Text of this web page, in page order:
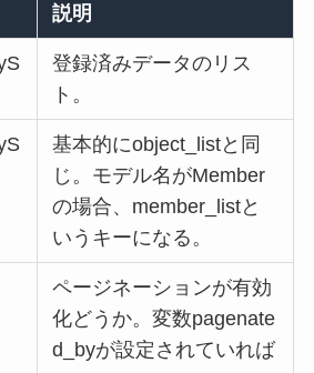
説明
登録済みデータのリス
ト。
基本的にobject_listと同
じ。モデル名がMember
の場合、member_listと
いうキーになる。
ページネーションが有効
化どうか。変数pagenate
d_byが設定されていれば